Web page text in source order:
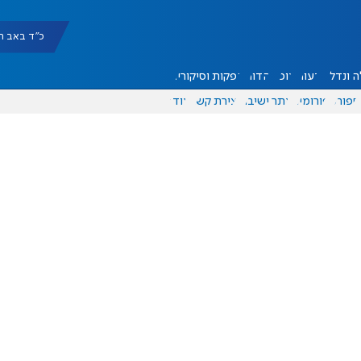
כ"ד באב תשפ"ו
ונדל"ן דעות אוכל יהדות הפקות וסיקורים
ספורט פורומים אתר ישיבה יצירת קשר עוד